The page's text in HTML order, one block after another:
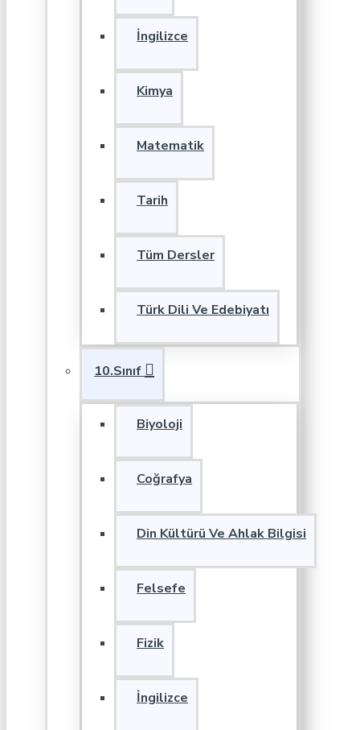
İngilizce
Kimya
Matematik
Tarih
Tüm Dersler
Türk Dili Ve Edebiyatı
10.Sınıf
Biyoloji
Coğrafya
Din Kültürü Ve Ahlak Bilgisi
Felsefe
Fizik
İngilizce